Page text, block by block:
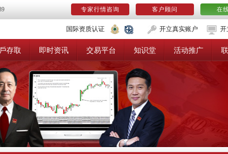
专家行情咨询 客户顾问 在
国际资质认证 开立真实账户 开
存取 即时资讯 交易平台 知识堂 活动推广